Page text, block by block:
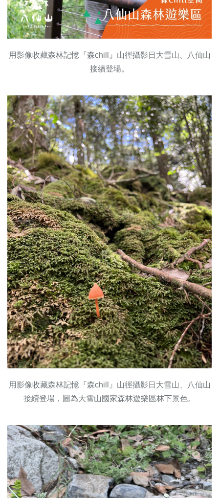
用影像收藏森林記憶『森chill』山徑攝影日大雪山、八仙山
接續登場。
用影像收藏森林記憶『森chill』山徑攝影日大雪山、八仙山
接續登場，圖為大雪山國家森林遊樂區林下景色。